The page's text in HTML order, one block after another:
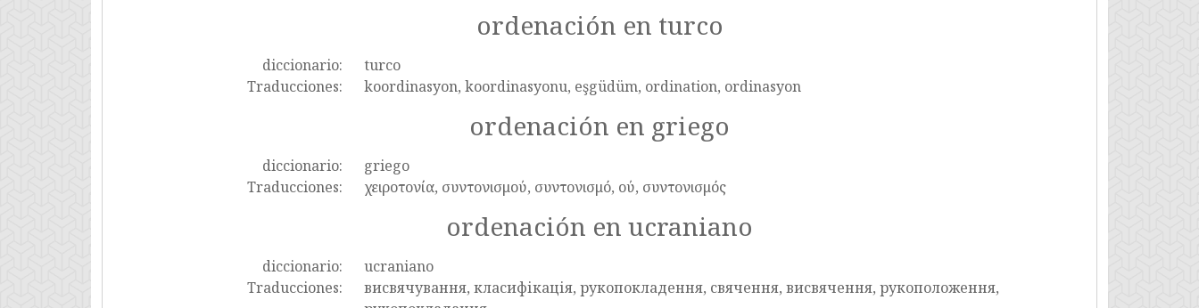
ordenación en turco
diccionario:
turco
Traducciones:
koordinasyon, koordinasyonu, eşgüdüm, ordination, ordinasyon
ordenación en griego
diccionario:
griego
Traducciones:
χειροτονία, συντονισμού, συντονισμό, ού, συντονισμός
ordenación en ucraniano
diccionario:
ucraniano
Traducciones:
висвячування, класифікація, рукопокладення, свячення, висвячення, рукоположення,